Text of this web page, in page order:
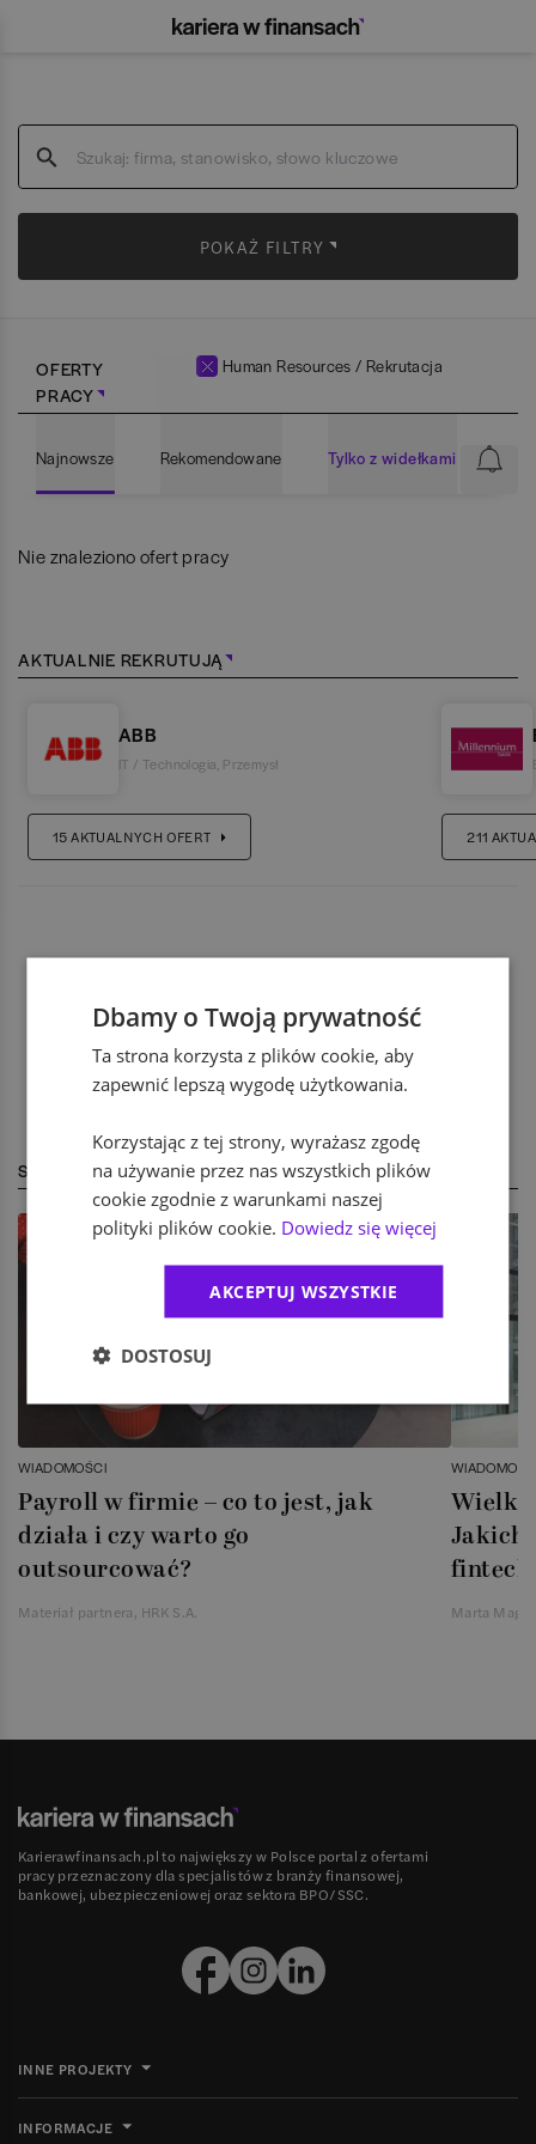
POKAŻ FILTRY
OFERTY
PRACY
Human Resources / Rekrutacja
Najnowsze Rekomendowane Tylko z widełkami
Nie znaleziono ofert pracy
AKTUALNIE REKRUTUJĄ
ABB
IT / Technologia Przemysł
15AKTUALNYCH OFERT 211
STREFA EKSPERTA
WIADOMOŚCI
Payroll w firmie – co to jest, jak
działa i czy warto go
outsourcować?
Materiał partnera, HRK S.A.
Jakich
Marta
Karierawfinansach.pl to największy w Polsce portal z ofertami
pracy przeznaczony dla specjalistów z branży finansowej,
bankowej, ubezpieczeniowej oraz sektora BPO/SSC.
INNE PROJEKTY
INFORMACJE
Dbamy o Twoją prywatność
Ta strona korzysta z plików cookie, aby
zapewnić lepszą wygodę użytkowania.
Korzystając z tej strony, wyrażasz zgodę
na używanie przez nas wszystkich plików
cookie zgodnie z warunkami naszej
polityki plików cookie. Dowiedz się więcej
AKCEPTUJ WSZYSTKIE
DOSTOSUJ